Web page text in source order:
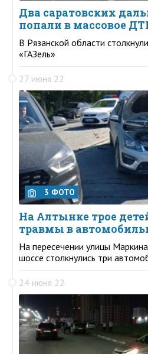
Два саратовских
попали в массовое
В Рязанской области
«ГАЗель»
27 июня 22
3 ФОТО
На Алтынке трое
травмы в
На пересечении улицы
шоссе столкнулись три
24 июня 22